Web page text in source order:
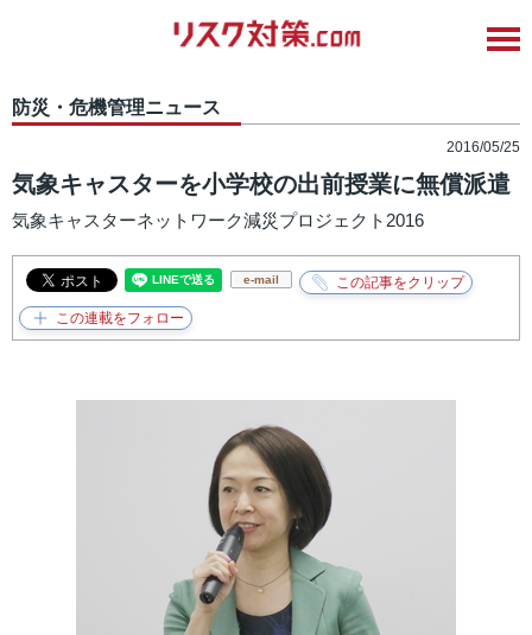
防災・危機管理ニュース
2016/05/25
気象キャスターを小学校の出前授業に無償派遣
気象キャスターネットワーク減災プロジェクト2016
e-mail